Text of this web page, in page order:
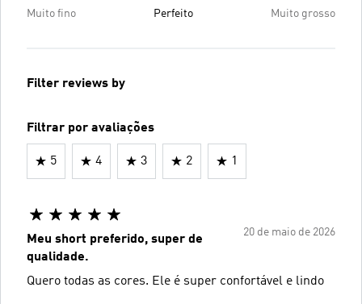
Muito fino Perfeito Muito grosso
Filter reviews by
Filtrar por avaliações
5 4 3 2 1
20 de maio de 2026
Meu short preferido, super de
qualidade.
Quero todas as cores. Ele é super confortável e lindo